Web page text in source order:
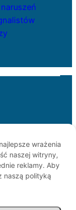
wrażenia
naszej witryny,
reklamy. Aby
naszą polityką